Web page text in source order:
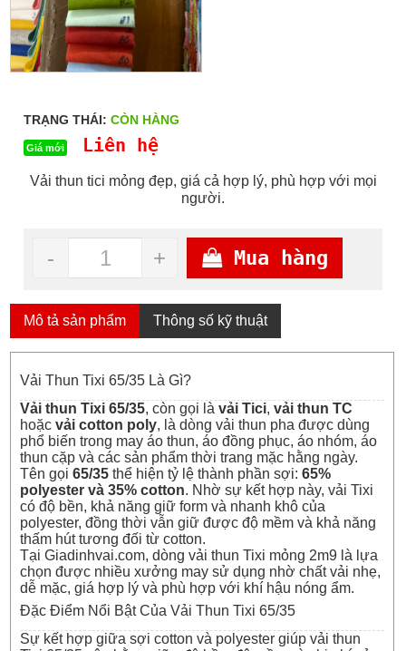
TRẠNG THÁI: CÒN HÀNG
Giá mới Liên hệ
Vải thun tici mỏng đẹp, giá cả hợp lý, phù hợp với mọi
người.
- + Mua hàng
Mô tả sản phẩm Thông số kỹ thuật
Vải Thun Tixi 65/35 Là Gì?
Vải thun Tixi 65/35, còn gọi làvải Tici,vải thun TC
hoặcvải cotton poly, là dòng vải thun pha được dùng
phổ biến trong may áo thun, áo đồng phục, áo nhóm, áo
thun cặp và các sản phẩm thời trang mặc hằng ngày.
Tên gọi65/35 thể hiện tỷ lệ thành phần sợi:65%
polyester và 35% cotton. Nhờ sự kết hợp này, vải Tixi
có độ bền, khả năng giữ form và nhanh khô của
polyester, đồng thời vẫn giữ được độ mềm và khả năng
thấm hút tương đối từ cotton.
TạiGiadinhvai.com, dòngvải thun Tixi mỏng 2m9 là lựa
chọn được nhiều xưởng may sử dụng nhờ chất vải nhẹ,
dễ mặc, giá hợp lý và phù hợp với khí hậu nóng ẩm.
Đặc Điểm Nổi Bật Của Vải Thun Tixi 65/35
Sự kết hợp giữasợi cotton và polyester giúp vải thun